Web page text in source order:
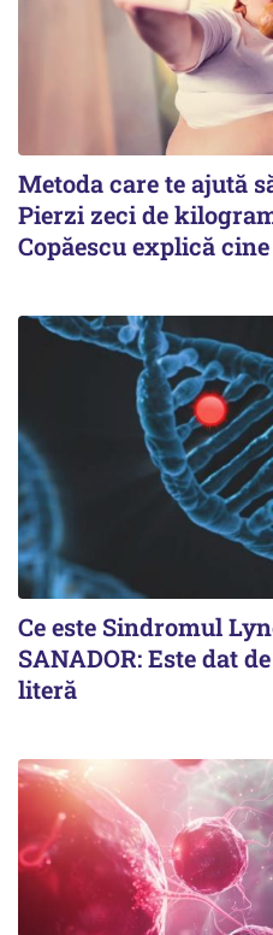
Metoda care te ajută
Pierzi zeci de
Copăescu explică
Ce este Sindromul
SANADOR: Este dat
literă